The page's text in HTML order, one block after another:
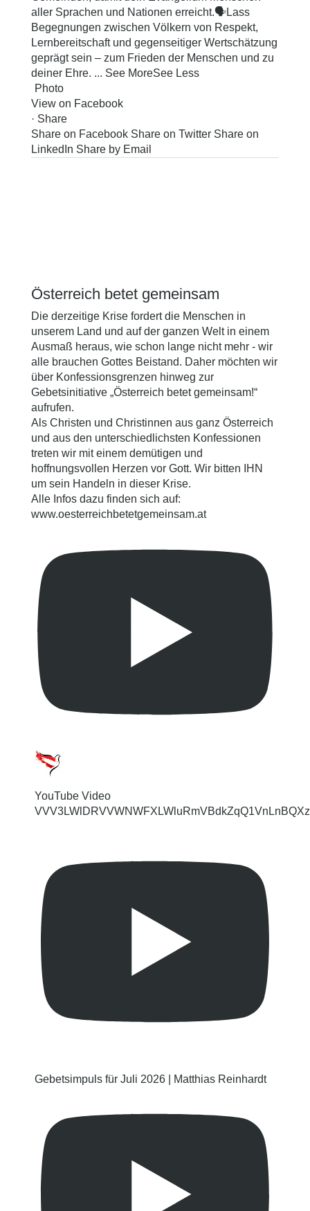
aller Sprachen und Nationen erreicht.🗣Lass
Begegnungen zwischen Völkern von Respekt,
Lernbereitschaft und gegenseitiger Wertschätzung
geprägt sein – zum Frieden der Menschen und zu
deiner Ehre. ... See MoreSee Less
Photo
View on Facebook
· Share
Share on Facebook Share on Twitter Share on
LinkedIn Share by Email
Österreich betet gemeinsam
Die derzeitige Krise fordert die Menschen in
unserem Land und auf der ganzen Welt in einem
Ausmaß heraus, wie schon lange nicht mehr - wir
alle brauchen Gottes Beistand. Daher möchten wir
über Konfessionsgrenzen hinweg zur
Gebetsinitiative „Österreich betet gemeinsam!“
aufrufen.
Als Christen und Christinnen aus ganz Österreich
und aus den unterschiedlichsten Konfessionen
treten wir mit einem demütigen und
hoffnungsvollen Herzen vor Gott. Wir bitten IHN
um sein Handeln in dieser Krise.
Alle Infos dazu finden sich auf:
www.oesterreichbetetgemeinsam.at
YouTube Video
Gebetsimpuls für Juli 2026 | Matthias Reinhardt